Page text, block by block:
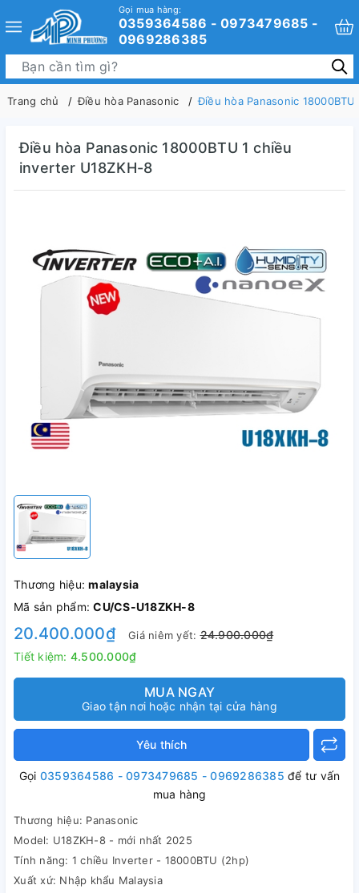
Gọi mua hàng:
0359364586 - 0973479685 -
0969286385
Trang chủ Điều hòa Panasonic Điều hòa Panasonic
Điều hòa Panasonic 18000BTU 1 chiều
inverter U18ZKH-8
Thương hiệu:malaysia
Mã sản phẩm:CU/CS-U18ZKH-8
20.400.000₫ Giá niêm yết:24.900.000₫
Tiết kiệm: 4.500.000₫
MUA NGAY
Giao tận nơi hoặc nhận tại cửa hàng
Yêu thích
Gọi 0359364586 - 0973479685 - 0969286385 để tư vấn
mua hàng
Thương hiệu: Panasonic
Model: U18ZKH-8 - mới nhất 2025
Tính năng: 1 chiều Inverter - 18000BTU (2hp)
Xuất xứ: Nhập khẩu Malaysia